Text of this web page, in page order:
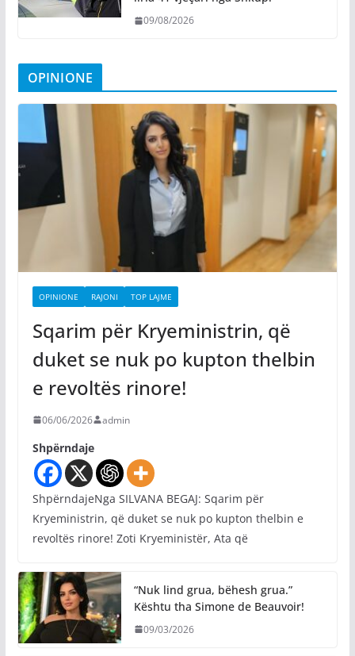
09/08/2026
OPINIONE
OPINIONE RAJONI TOP LAJME
Sqarim për Kryeministrin, që
duket se nuk po kupton thelbin
e revoltës rinore!
06/06/2026 admin
Shpërndaje
ShpërndajeNga SILVANA BEGAJ: Sqarim për
Kryeministrin, që duket se nuk po kupton thelbin e
revoltës rinore! Zoti Kryeministër, Ata që
“Nuk lind grua, bëhesh grua.”
Kështu tha Simone de Beauvoir!
09/03/2026